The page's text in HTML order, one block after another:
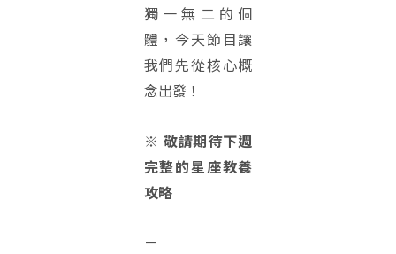
獨一無二的個
體，今天節目讓
我們先從核心概
念出發！
※ 敬請期待下週
完整的星座教養
攻略
－